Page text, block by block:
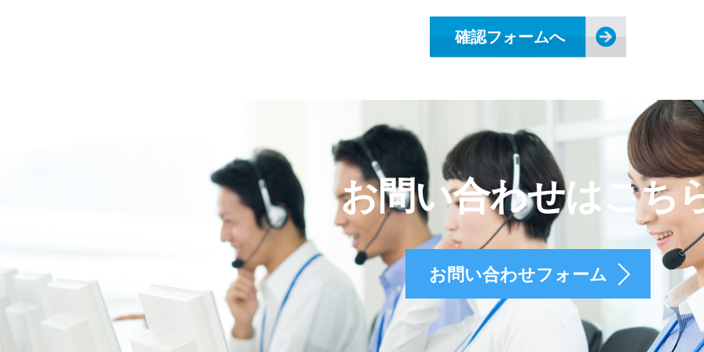
お問い合わせはこち
お問い合わせフォーム